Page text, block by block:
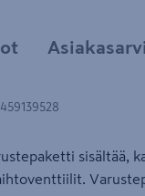
sisältää,